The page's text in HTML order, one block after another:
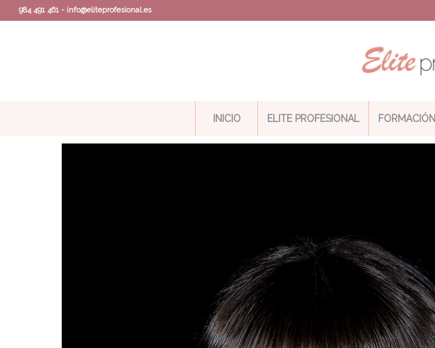
984 491 461 - info@eliteprofesional.es
INICIO ELITE PROFESIONAL FORMACIÓN